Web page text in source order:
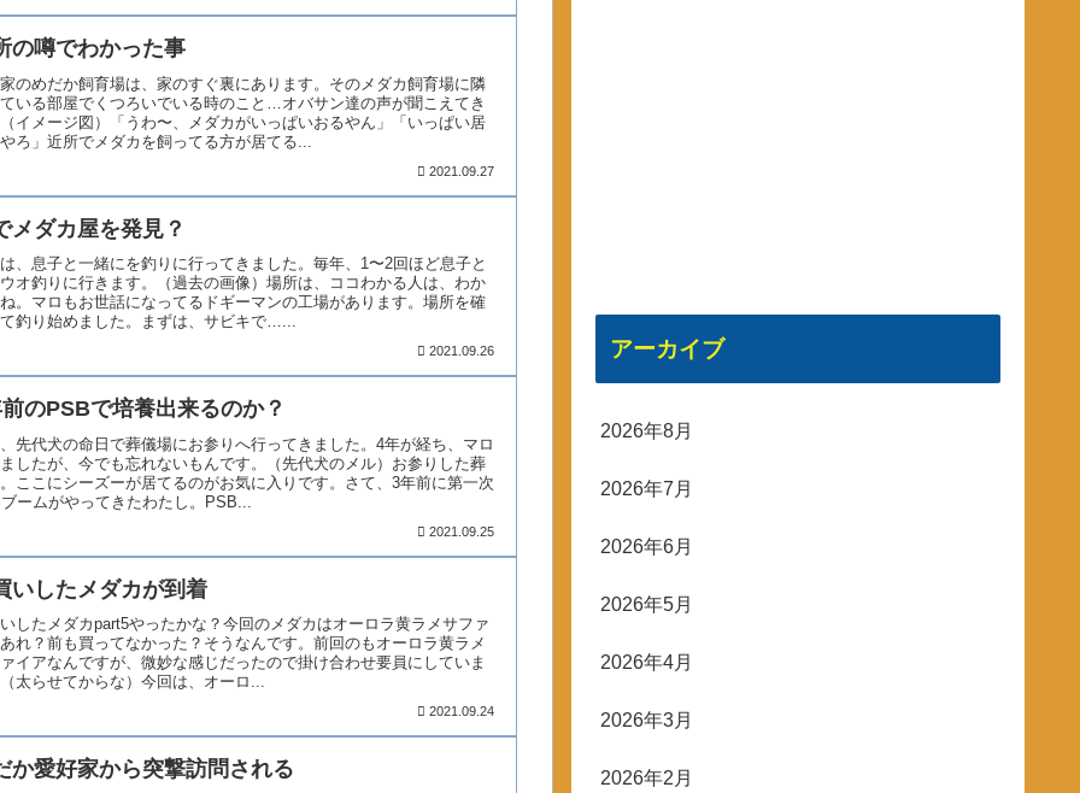
の噂でわかった事
のめだか飼育場は、家のすぐ裏にあります。そのメダカ飼育場に隣
いる部屋でくつろいでいる時のこと…オバサン達の声が聞こえてき
イメージ図）「うわ〜、メダカがいっぱいおるやん」「いっぱい居
ろ」近所でメダカを飼ってる方が居てる...
2021.09.27
メダカ屋を発見？
、息子と一緒にを釣りに行ってきました。毎年、1〜2回ほど息子と
オ釣りに行きます。（過去の画像）場所は、ココわかる人は、わか
。マロもお世話になってるドギーマンの工場があります。場所を確
釣り始めました。まずは、サビキで…...
2021.09.26
のPSBで培養出来るのか？
先代犬の命日で葬儀場にお参りへ行ってきました。4年が経ち、マロ
したが、今でも忘れないもんです。（先代犬のメル）お参りした葬
ここにシーズーが居てるのがお気に入りです。さて、3年前に第一次
ームがやってきたわたし。PSB...
2021.09.25
いしたメダカが到着
したメダカpart5やったかな？今回のメダカはオーロラ黄ラメサファ
れ？前も買ってなかった？そうなんです。前回のもオーロラ黄ラメ
イアなんですが、微妙な感じだったので掛け合わせ要員にしていま
太らせてからな）今回は、オーロ...
2021.09.24
か愛好家から突撃訪問される
アーカイブ
2026年8月
2026年7月
2026年6月
2026年5月
2026年4月
2026年3月
2026年2月